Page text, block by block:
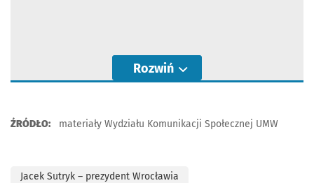
Rozwiń
ŹRÓDŁO: materiały Wydziału Komunikacji Społecznej UMW
Jacek Sutryk – prezydent Wrocławia